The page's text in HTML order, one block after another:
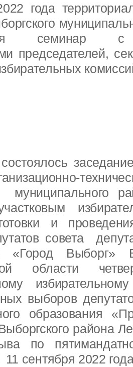
года
семинар с
председателей,
муниципального
и
совета
«Город Выборг»
области
выборов
образования
района
по
сентября 2022